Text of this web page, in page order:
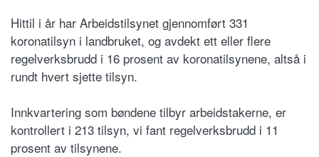
Hittil i år har Arbeidstilsynet gjennomført 331
koronatilsyn i landbruket, og avdekt ett eller flere
regelverksbrudd i 16 prosent av koronatilsynene, altså i
rundt hvert sjette tilsyn.
Innkvartering som bøndene tilbyr arbeidstakerne, er
kontrollert i 213 tilsyn, vi fant regelverksbrudd i 11
prosent av tilsynene.